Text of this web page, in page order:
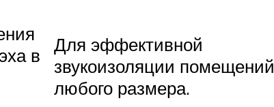
в
Для эффективной
звукоизоляции помещений
любого размера.